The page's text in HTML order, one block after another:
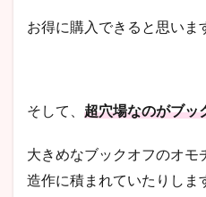
お得に購入できると思いま
そして、 超穴場なのがブッ
大きめなブックオフのオモ
造作に積まれていたりしま